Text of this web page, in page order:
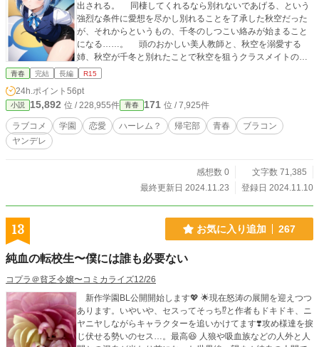
出される。 同棲してくれるなら別れないであげる、という
強烈な条件に愛想を尽かし別れることを了承した秋空だった
が、それからというもの、千冬のしつこい絡みが始まること
になる……。 頭のおかしい美人教師と、秋空を溺愛する
姉、秋空が千冬と別れたことで秋空を狙うクラスメイトの美
少女たち。 クセの強い友達に囲まれる、秋空の苦悩に満ち
投稿しています。
青春 完結 長編 R15
24h.ポイント 56pt
小説 15,892 位 / 228,955件 青春 171 位 / 7,925件
ラブコメ 学園 恋愛 ハーレム？ 帰宅部 青春
ブラコン
ヤンデレ
感想数 0
文字数 71,385
最終更新日 2024.11.23
登録日 2024.11.10
13 お気に入り追加 267
純血の転校生〜僕には誰も必要ない
コプラ＠貧乏令嬢〜コミカライズ12/26
新作学園BL公開開始します💖 🌟現在怒涛の展開を迎えつつ
あります。いやいや、セスってそっち⁉️と作者もドキドキ、ニ
ヤニヤしながらキャラクターを追いかけてます❣️攻め様達を捩
じ伏せる勢いのセス…。最高😆 人狼や吸血族などの人外と人